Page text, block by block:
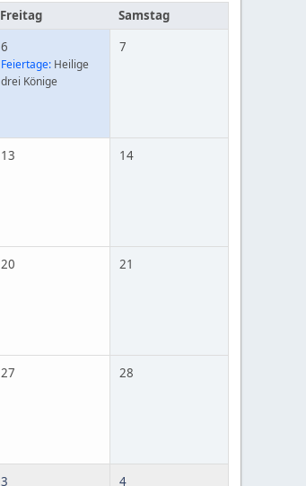
Freitag Samstag
6
Feiertage: Heilige
drei Könige
7
13 14
20 21
27 28
3 4